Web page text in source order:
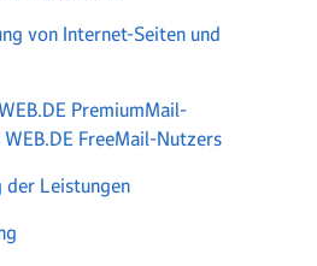
von Internet-Seiten und
PremiumMail-
FreeMail-Nutzers
Leistungen